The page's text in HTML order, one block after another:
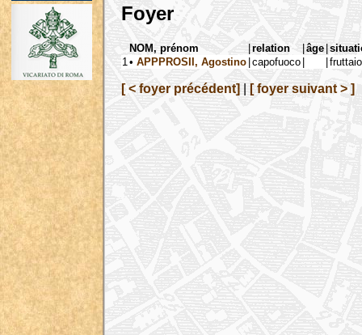
Foyer
NOM, prénom |relation |âge |
1 • APPPROSII, Agostino |capofuoco | |
[ < foyer précédent] [ foyer suivant > ]